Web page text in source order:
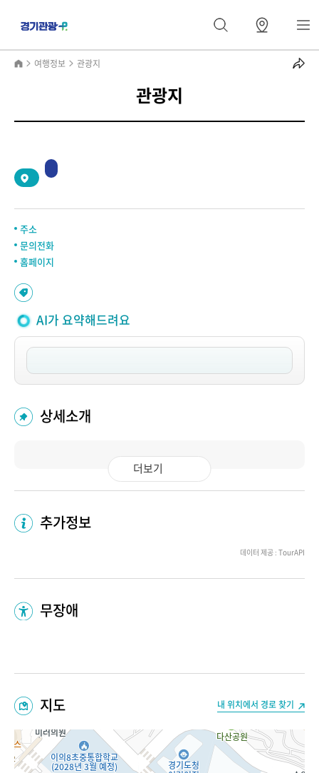
여행정보 관광지
관광지
주소
문의전화
홈페이지
AI가 요약해드려요
상세소개
더보기
추가정보
데이터 제공 : TourAPI
무장애
지도 내 위치에서 경로 찾기